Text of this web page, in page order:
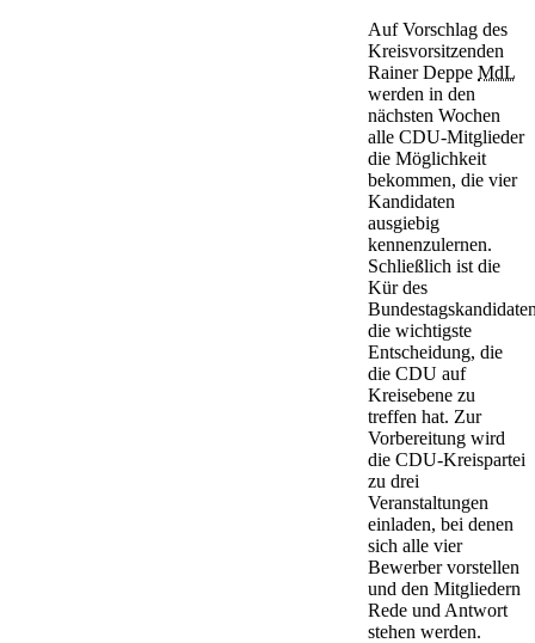
Auf Vorschlag des
Kreisvorsitzenden
Rainer Deppe MdL
werden in den
nächsten Wochen
alle CDU-Mitglieder
die Möglichkeit
bekommen, die vier
Kandidaten
ausgiebig
kennenzulernen.
Schließlich ist die
Kür des
die wichtigste
Entscheidung, die
die CDU auf
Kreisebene zu
treffen hat. Zur
Vorbereitung wird
die CDU-Kreispartei
zu drei
Veranstaltungen
einladen, bei denen
sich alle vier
Bewerber vorstellen
und den Mitgliedern
Rede und Antwort
stehen werden.